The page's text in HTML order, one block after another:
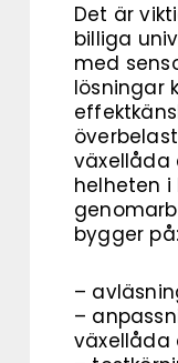
Det är
billiga
med
lösningar
växellåda
helheten i
bygger på:
–
–
växellåda